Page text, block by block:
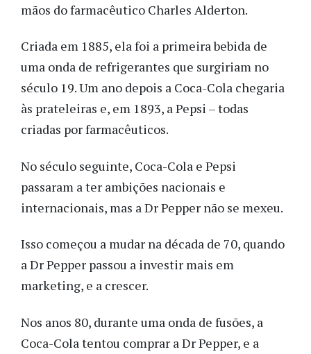
mãos do farmacêutico Charles Alderton.
Criada em 1885, ela foi a primeira bebida de
uma onda de refrigerantes que surgiriam no
século 19. Um ano depois a Coca-Cola chegaria
às prateleiras e, em 1893, a Pepsi – todas
criadas por farmacêuticos.
No século seguinte, Coca-Cola e Pepsi
passaram a ter ambições nacionais e
internacionais, mas a Dr Pepper não se mexeu.
Isso começou a mudar na década de 70, quando
a Dr Pepper passou a investir mais em
marketing, e a crescer.
Nos anos 80, durante uma onda de fusões, a
Coca-Cola tentou comprar a Dr Pepper, e a